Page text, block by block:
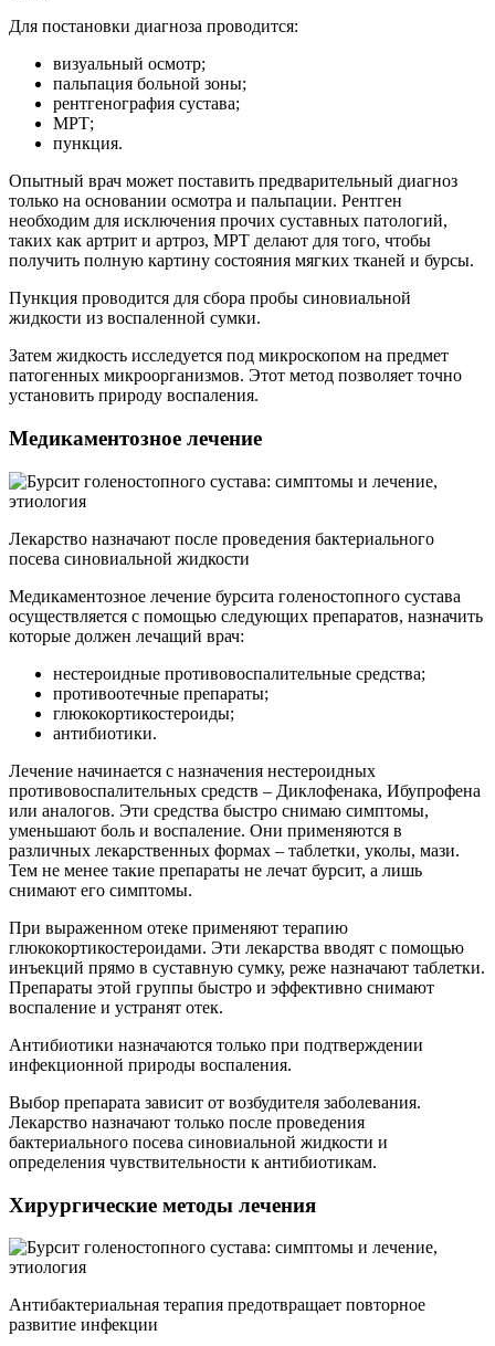
Для постановки диагноза проводится:
визуальный осмотр;
пальпация больной зоны;
рентгенография сустава;
МРТ;
пункция.
Опытный врач может поставить предварительный диагноз
только на основании осмотра и пальпации. Рентген
необходим для исключения прочих суставных патологий,
таких как артрит и артроз, МРТ делают для того, чтобы
получить полную картину состояния мягких тканей и бурсы.
Пункция проводится для сбора пробы синовиальной
жидкости из воспаленной сумки.
Затем жидкость исследуется под микроскопом на предмет
патогенных микроорганизмов. Этот метод позволяет точно
установить природу воспаления.
Медикаментозное лечение
Лекарство назначают после проведения бактериального
посева синовиальной жидкости
Медикаментозное лечение бурсита голеностопного сустава
осуществляется с помощью следующих препаратов, назначить
которые должен лечащий врач:
нестероидные противовоспалительные средства;
противоотечные препараты;
глюкокортикостероиды;
антибиотики.
Лечение начинается с назначения нестероидных
противовоспалительных средств – Диклофенака, Ибупрофена
или аналогов. Эти средства быстро снимаю симптомы,
уменьшают боль и воспаление. Они применяются в
различных лекарственных формах – таблетки, уколы, мази.
Тем не менее такие препараты не лечат бурсит, а лишь
снимают его симптомы.
При выраженном отеке применяют терапию
глюкокортикостероидами. Эти лекарства вводят с помощью
инъекций прямо в суставную сумку, реже назначают таблетки.
Препараты этой группы быстро и эффективно снимают
воспаление и устранят отек.
Антибиотики назначаются только при подтверждении
инфекционной природы воспаления.
Выбор препарата зависит от возбудителя заболевания.
Лекарство назначают только после проведения
бактериального посева синовиальной жидкости и
определения чувствительности к антибиотикам.
Хирургические методы лечения
Антибактериальная терапия предотвращает повторное
развитие инфекции